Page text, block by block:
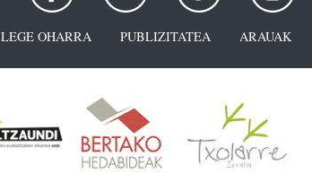
LEGE OHARRA PUBLIZITATEA ARAUAK